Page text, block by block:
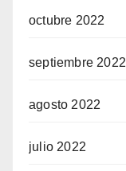
octubre 2022
septiembre 2022
agosto 2022
julio 2022